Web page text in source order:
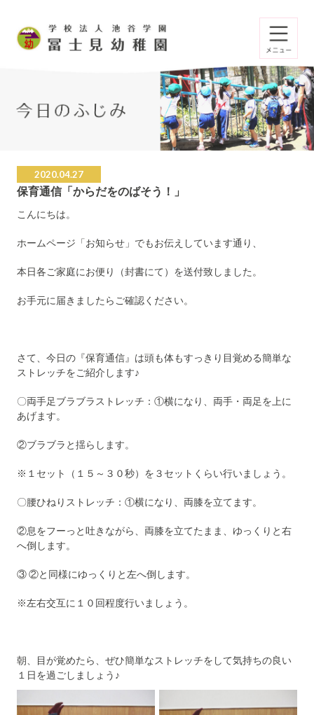
2020.04.27
保育通信「からだをのばそう！」
こんにちは。
ホームページ「お知らせ」でもお伝えしています通り、
本日各ご家庭にお便り（封書にて）を送付致しました。
お手元に届きましたらご確認ください。
さて、今日の『保育通信』は頭も体もすっきり目覚める簡単な
ストレッチをご紹介します♪
〇両手足ブラブラストレッチ：①横になり、両手・両足を上に
あげます。
②ブラブラと揺らします。
※１セット（１５～３０秒）を３セットくらい行いましょう。
〇腰ひねりストレッチ：①横になり、両膝を立てます。
②息をフーっと吐きながら、両膝を立てたまま、ゆっくりと右
へ倒します。
③ ②と同様にゆっくりと左へ倒します。
※左右交互に１０回程度行いましょう。
朝、目が覚めたら、ぜひ簡単なストレッチをして気持ちの良い
１日を過ごしましょう♪